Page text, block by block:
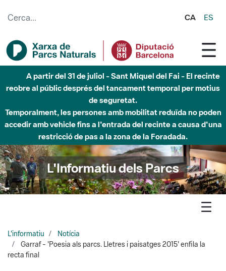
CA ES
Fins al desembre de 2026 - Parc Fluvial Besòs -
Afectacions a la llera del Parc Fluvial del Besòs degut a
obres de construcció d'una passera sobre el riu
L'Informatiu dels Parcs
L'informatiu
Notícia
Garraf - 'Poesia als parcs. Lletres i paisatges 2015' enfila la
GarrafAmb el recital 'Calvo & Calvet' al